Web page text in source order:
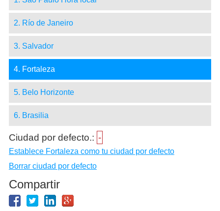
2. Río de Janeiro
3. Salvador
4. Fortaleza
5. Belo Horizonte
6. Brasilia
Ciudad por defecto.: -
Establece Fortaleza como tu ciudad por defecto
Borrar ciudad por defecto
Compartir